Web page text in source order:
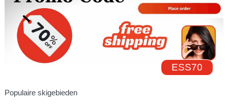
ESS70
Populaire skigebieden